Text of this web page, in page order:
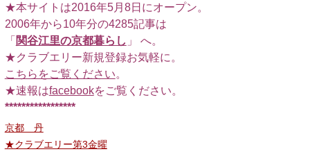
★本サイトは2016年5月8日にオープン。
2006年から10年分の4285記事は
「 関谷江里の京都暮らし 」 へ。
★クラブエリー新規登録お気軽に。
こちらをご覧ください。
★速報はfacebookをご覧ください。
*****************
京都 丹
★クラブエリー第3金曜